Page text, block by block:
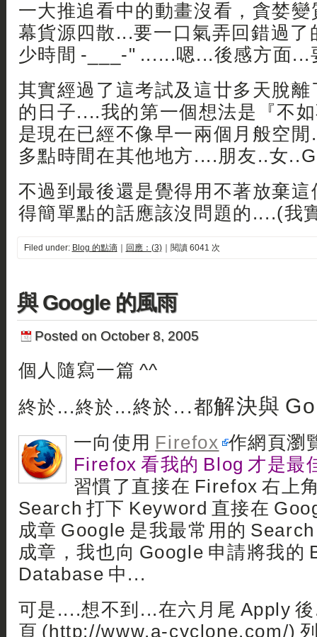
一大推追看中的動畫沒看，貪婪
幕貨源四散...要一口氣弄回錯過了
少時間 -___-" ......嗯...後感方面...
其實經過了這考試及這廿多天脫
的日子....我的第一個想法是『不
是現在已經不像早一兩個月般空
多點時間在其他地方....朋友..女
不過到最後還是覺得用不著放棄
得簡單點的話應該沒問題的....(我
Filed under: Blog 的點滴｜ 回應：(3)｜閱讀 6041 次
與 Google 的風雨
Posted on October 8, 2005
個人隨寫一篇 ^^
終於...終於...終於...都解決與
一向使用 Firefox 作網頁瀏
Firefox 看我的 Blog 才是最
習慣了直接在 Firefox 右上
Search 打下 Keyword 直接在
成章 Google 是我最常用的
成章，我也向 Google 申請將我的
Database 中...
可是....想不到...在六月尾 Apply
頁 (http://www.a-cyclone.com/)